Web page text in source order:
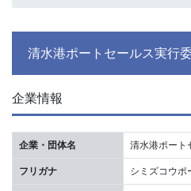
清水港ポートセールス実行
企業情報
企業・団体名 清水港ポート
フリガナ シミズコウポ